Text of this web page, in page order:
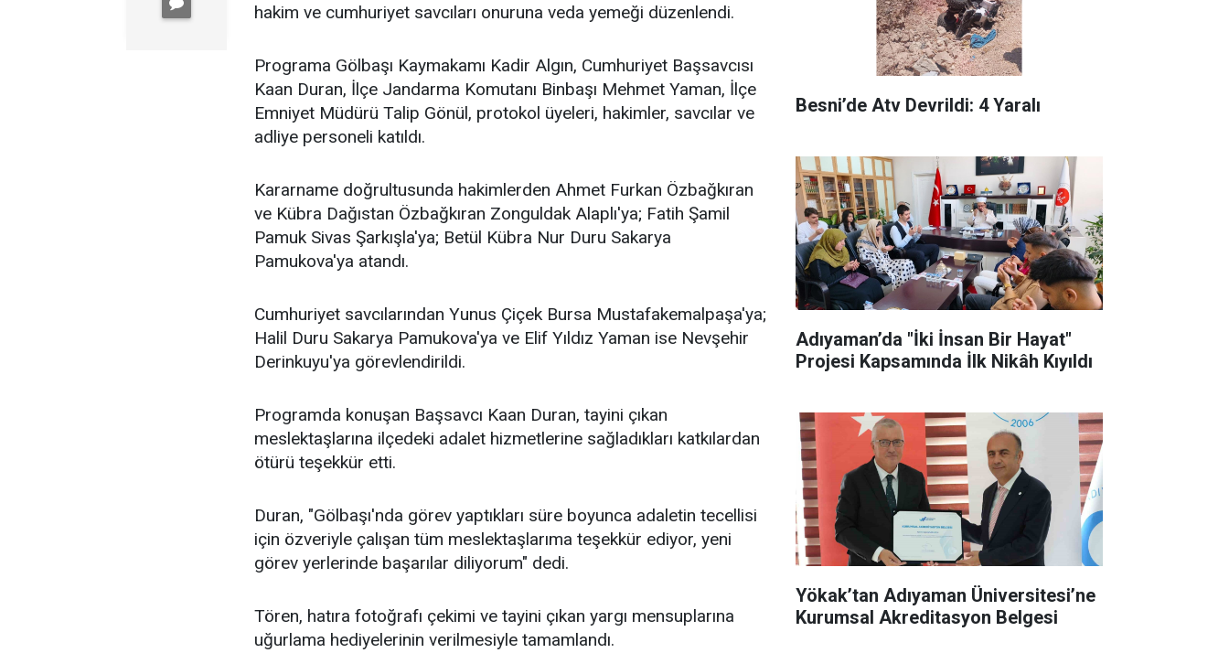
hakim ve cumhuriyet savcıları onuruna veda yemeği düzenlendi.
Programa Gölbaşı Kaymakamı Kadir Algın, Cumhuriyet Başsavcısı
Kaan Duran, İlçe Jandarma Komutanı Binbaşı Mehmet Yaman, İlçe
Emniyet Müdürü Talip Gönül, protokol üyeleri, hakimler, savcılar ve
adliye personeli katıldı.
Kararname doğrultusunda hakimlerden Ahmet Furkan Özbağkıran
ve Kübra Dağıstan Özbağkıran Zonguldak Alaplı'ya; Fatih Şamil
Pamuk Sivas Şarkışla'ya; Betül Kübra Nur Duru Sakarya
Pamukova'ya atandı.
Cumhuriyet savcılarından Yunus Çiçek Bursa Mustafakemalpaşa'ya;
Halil Duru Sakarya Pamukova'ya ve Elif Yıldız Yaman ise Nevşehir
Derinkuyu'ya görevlendirildi.
Programda konuşan Başsavcı Kaan Duran, tayini çıkan
meslektaşlarına ilçedeki adalet hizmetlerine sağladıkları katkılardan
ötürü teşekkür etti.
Duran, "Gölbaşı'nda görev yaptıkları süre boyunca adaletin tecellisi
için özveriyle çalışan tüm meslektaşlarıma teşekkür ediyor, yeni
görev yerlerinde başarılar diliyorum" dedi.
Tören, hatıra fotoğrafı çekimi ve tayini çıkan yargı mensuplarına
uğurlama hediyelerinin verilmesiyle tamamlandı.
Besni’de Atv Devrildi: 4 Yaralı
Adıyaman’da "İki İnsan Bir Hayat"
Projesi Kapsamında İlk Nikâh Kıyıldı
Yökak’tan Adıyaman Üniversitesi’ne
Kurumsal Akreditasyon Belgesi